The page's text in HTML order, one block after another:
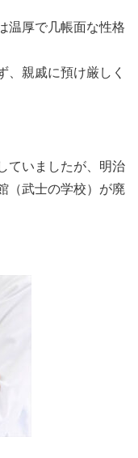
温厚で几帳面な性格
、親戚に預け厳しく
ていましたが、明治
（武士の学校）が廃